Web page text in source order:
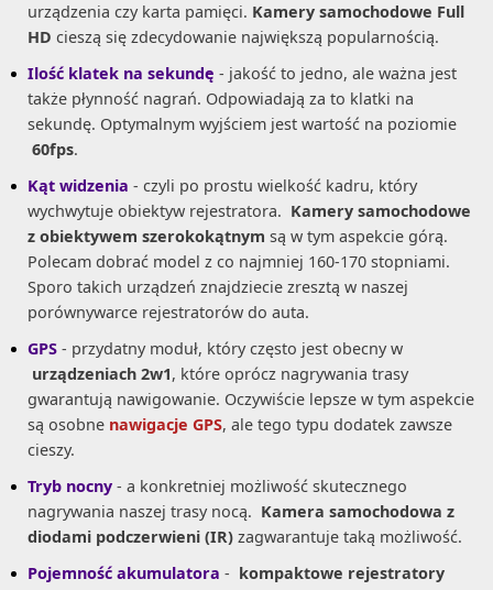
urządzenia czy karta pamięci. Kamery samochodowe Full
HD cieszą się zdecydowanie największą popularnością.
Ilość klatek na sekundę - jakość to jedno, ale ważna jest
także płynność nagrań. Odpowiadają za to klatki na
sekundę. Optymalnym wyjściem jest wartość na poziomie
60fps.
Kąt widzenia - czyli po prostu wielkość kadru, który
wychwytuje obiektyw rejestratora. Kamery samochodowe
z obiektywem szerokokątnym są w tym aspekcie górą.
Polecam dobrać model z co najmniej 160-170 stopniami.
Sporo takich urządzeń znajdziecie zresztą w naszej
porównywarce rejestratorów do auta.
GPS - przydatny moduł, który często jest obecny w
urządzeniach 2w1, które oprócz nagrywania trasy
gwarantują nawigowanie. Oczywiście lepsze w tym aspekcie
są osobne nawigacje GPS, ale tego typu dodatek zawsze
cieszy.
Tryb nocny - a konkretniej możliwość skutecznego
nagrywania naszej trasy nocą. Kamera samochodowa z
diodami podczerwieni (IR) zagwarantuje taką możliwość.
Pojemność akumulatora - kompaktowe rejestratory